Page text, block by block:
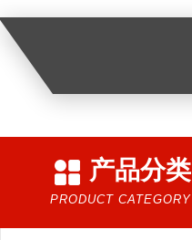
产品分类
PRODUCT CATEGORY